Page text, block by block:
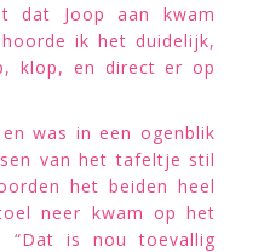
dat Joop aan kwam
ik het duidelijk,
klop, en direct er op
was in een ogenblik
van het tafeltje stil
het beiden heel
neer kwam op het
“Dat is nou toevallig